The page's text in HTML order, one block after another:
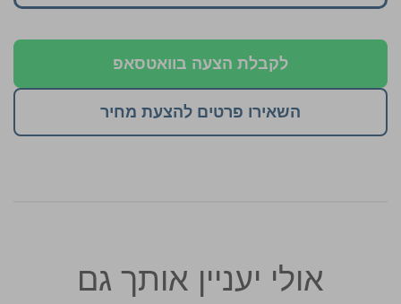
לקבלת הצעה בוואטסאפ
השאירו פרטים להצעת מחיר
אולי יעניין אותך גם